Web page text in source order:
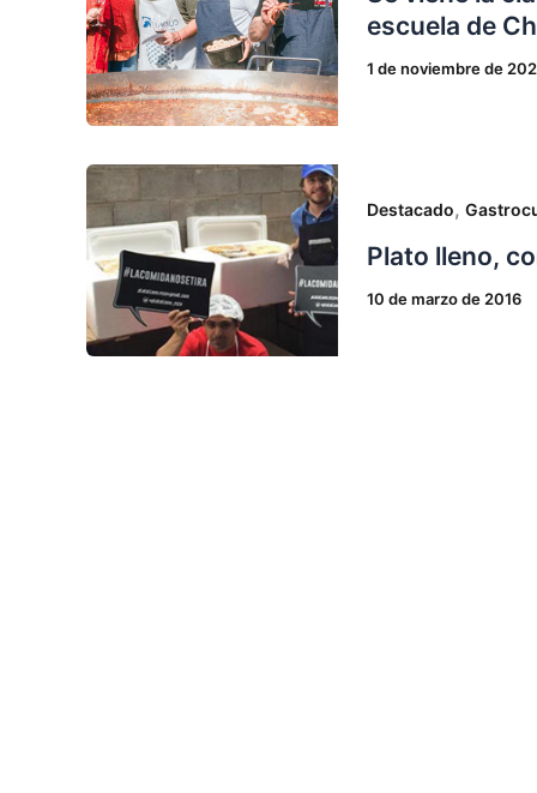
escuela de
1 de noviembre de
Destacado,
Plato lleno,
10 de marzo de 2016